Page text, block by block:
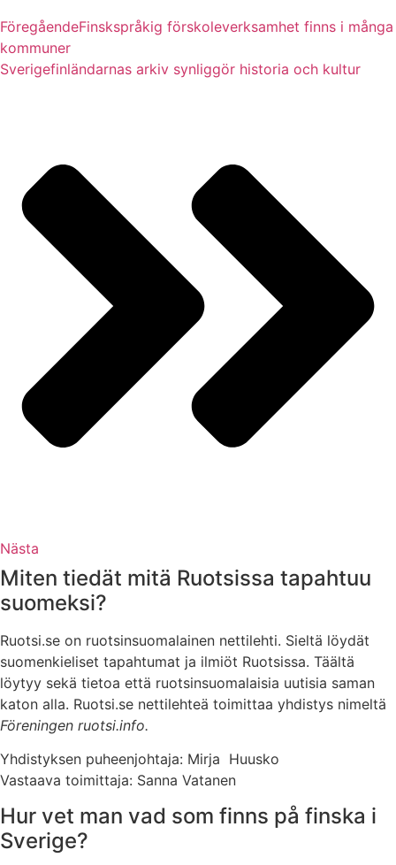
FöregåendeFinskspråkig förskoleverksamhet finns i många
kommuner
Sverigefinländarnas arkiv synliggör historia och kultur
Nästa
Miten tiedät mitä Ruotsissa tapahtuu
suomeksi?
Ruotsi.se on ruotsinsuomalainen nettilehti. Sieltä löydät
suomenkieliset tapahtumat ja ilmiöt Ruotsissa. Täältä
löytyy sekä tietoa että ruotsinsuomalaisia uutisia saman
katon alla. Ruotsi.se nettilehteä toimittaa yhdistys nimeltä
Föreningen ruotsi.info.
Yhdistyksen puheenjohtaja: Mirja Huusko
Vastaava toimittaja: Sanna Vatanen
Hur vet man vad som finns på finska i
Sverige?